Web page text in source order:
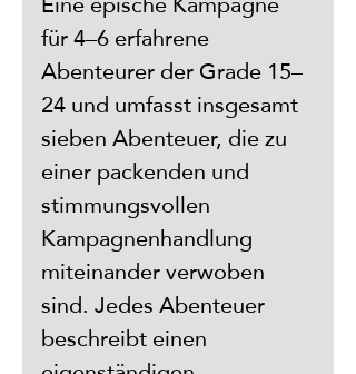
für 4–6 erfahrene
Abenteurer der Grade 15–
24 und umfasst insgesamt
sieben Abenteuer, die zu
einer packenden und
stimmungsvollen
Kampagnenhandlung
miteinander verwoben
sind. Jedes Abenteuer
beschreibt einen